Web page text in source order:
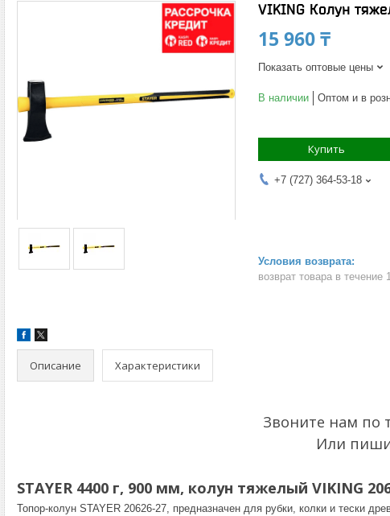
VIKING Колун
15 960 ₸
Показать оптовые цены
В наличии Оптом и в
Купить
+7 (727) 364-53-18
возврат товара в течение
Описание Характеристики
Звоните нам по
Или
STAYER 4400 г, 900 мм, колун тяжелый VIKING
Топор-колун STAYER 20626-27, предназначен для рубки, колки и тески